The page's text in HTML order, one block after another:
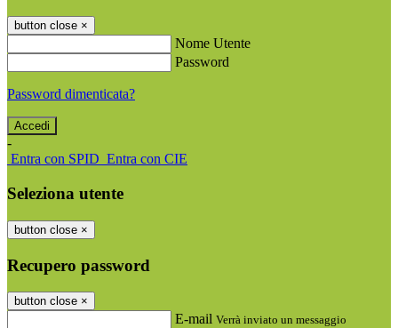
button close ×
Nome Utente
Password
Password dimenticata?
-
Entra con SPID Entra con CIE
Seleziona utente
button close ×
Recupero password
button close ×
E-mail Verrà inviato un messaggio